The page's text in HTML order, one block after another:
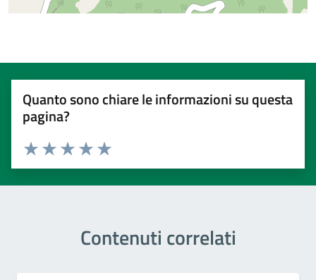
Quanto sono chiare le informazioni su questa
pagina?
Valuta 5 stelle su 5
Valuta 4 stelle su 5
Valuta 3 stelle su 5
Valuta 2 stelle su 5
Valuta 1 stelle su 5
Contenuti correlati